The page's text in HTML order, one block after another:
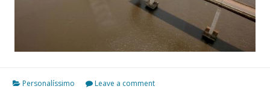
Personalíssimo Leave a comment